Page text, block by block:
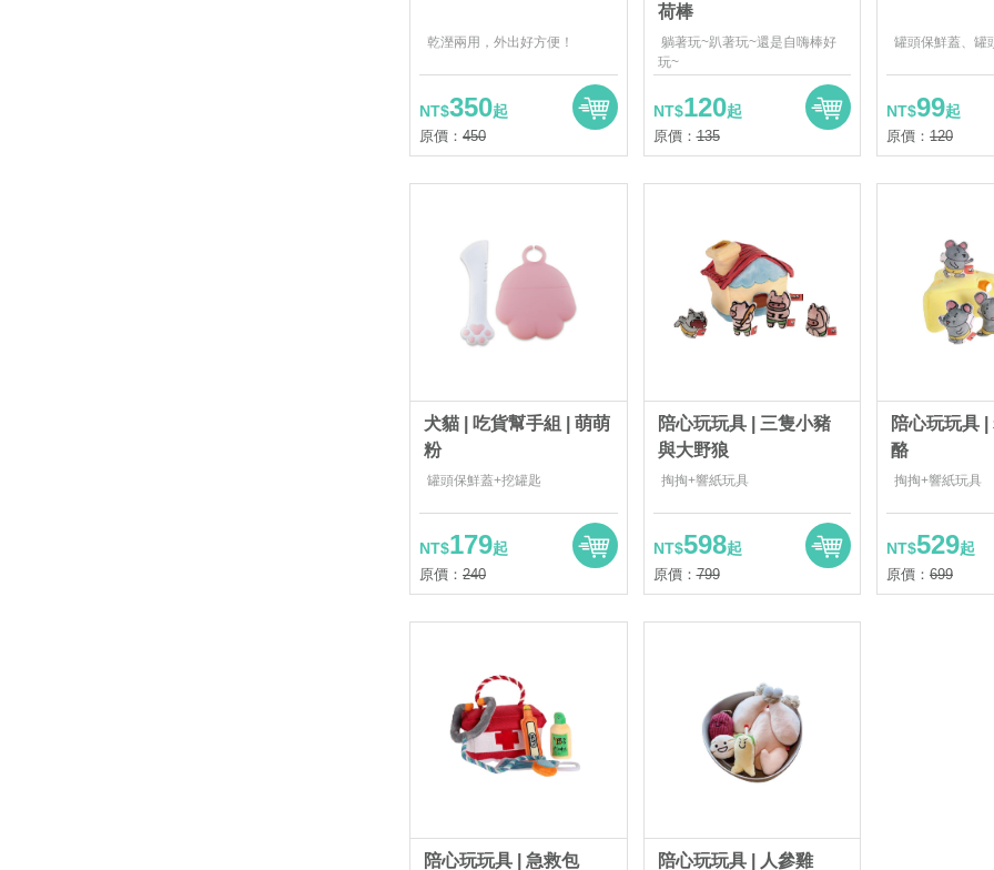
乾溼兩用，外出好方便！
NT$350起
原價： 450
荷棒
躺著玩~趴著玩~還是自嗨棒好
玩~
NT$120起
原價：135
罐頭保鮮蓋、罐
NT$99起
原價： 120
犬貓 | 吃貨幫手組 | 萌萌
粉
罐頭保鮮蓋+挖罐匙
NT$179起
原價： 240
陪心玩玩具 | 三隻小豬
與大野狼
掏掏+響紙玩具
NT$598起
原價：799
陪心玩玩具 |
酪
掏掏+響紙玩具
NT$529起
原價： 699
陪心玩玩具 | 急救包 陪心玩玩具 | 人參雞